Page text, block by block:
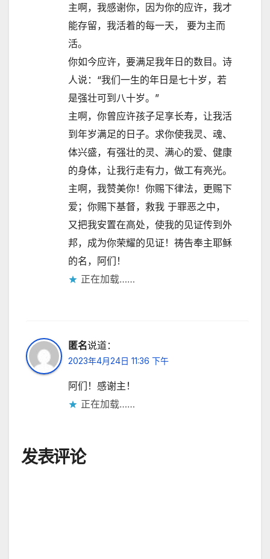
主啊，我感谢你，因为你的应许，我才
能存留，我活着的每一天， 要为主而
活。
你如今应许，要满足我年日的数目。诗
人说：“我们一生的年日是七十岁，若
是强壮可到八十岁。”
主啊，你曾应许孩子足享长寿，让我活
到年岁满足的日子。求你使我灵、魂、
体兴盛，有强壮的灵、满心的爱、健康
的身体，让我行走有力，做工有亮光。
主啊，我赞美你！你赐下律法，更赐下
爱；你赐下基督，救我 于罪恶之中，
又把我安置在高处，使我的见证传到外
邦，成为你荣耀的见证！祷告奉主耶稣
的名，阿们！
正在加载……
匿名说道：
2023年4月24日 11:36 下午
阿们！感谢主！
正在加载……
发表评论